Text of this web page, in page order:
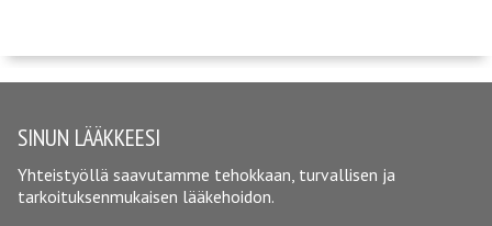
SINUN LÄÄKKEESI
Yhteistyöllä saavutamme tehokkaan, turvallisen ja
tarkoituksenmukaisen lääkehoidon.